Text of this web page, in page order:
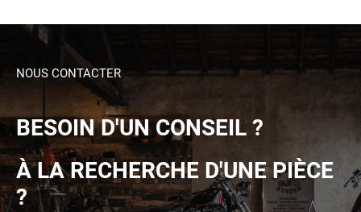
NOUS CONTACTER
BESOIN D'UN CONSEIL ?
À LA RECHERCHE D'UNE PIÈCE
?